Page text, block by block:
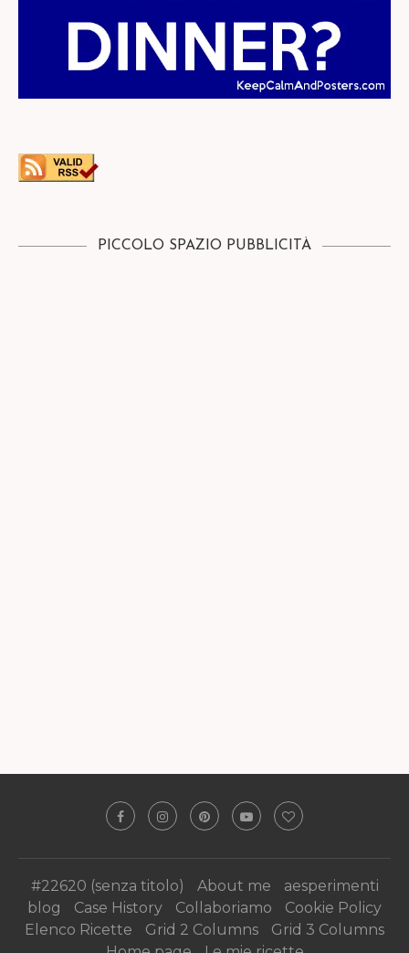
PICCOLO SPAZIO PUBBLICITÀ
#22620 (senza titolo) About me
aesperimenti
blog
Case History Collaboriamo
Cookie Policy
Elenco Ricette
Grid 2 Columns
Grid 3 Columns